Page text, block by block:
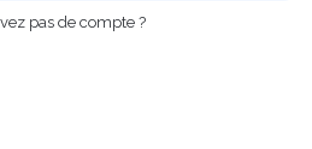
pas de compte ?